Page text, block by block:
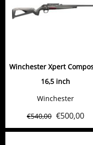
Winchester Xpert
16,5 inch
Winchester
€540,00 €500,00